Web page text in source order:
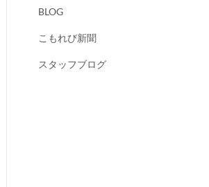
BLOG
こもれび新聞
スタッフブログ